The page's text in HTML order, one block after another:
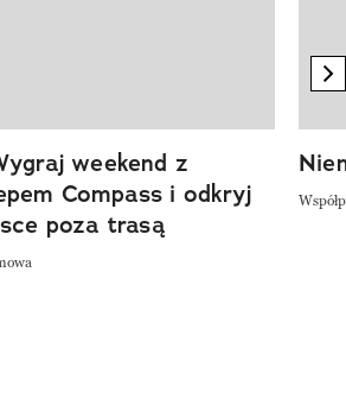
weekend z
Compass i odkryj
poza trasą